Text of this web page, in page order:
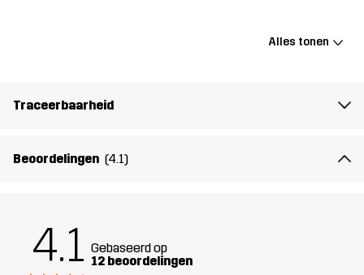
voor
Artikelnummer
Alles tonen
Traceerbaarheid
Beoordelingen (4.1)
4.1 Gebaseerd op
12 beoordelingen